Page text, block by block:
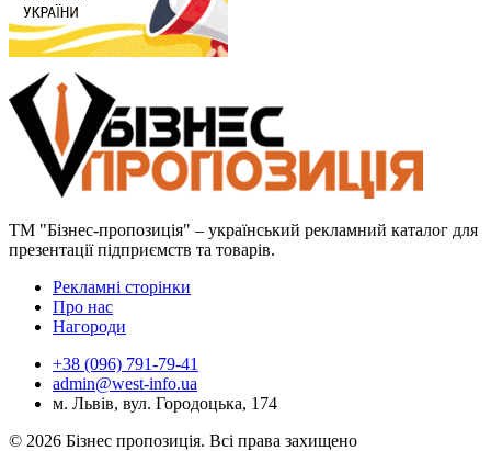
ТМ "Бізнес-пропозиція" – український рекламний каталог для
презентації підприємств та товарів.
Рекламні сторінки
Про нас
Нагороди
+38 (096) 791-79-41
admin@west-info.ua
м. Львів, вул. Городоцька, 174
© 2026 Бізнес пропозиція. Всі права захищено